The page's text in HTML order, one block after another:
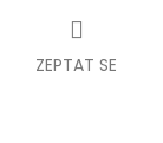
ZEPTAT SE